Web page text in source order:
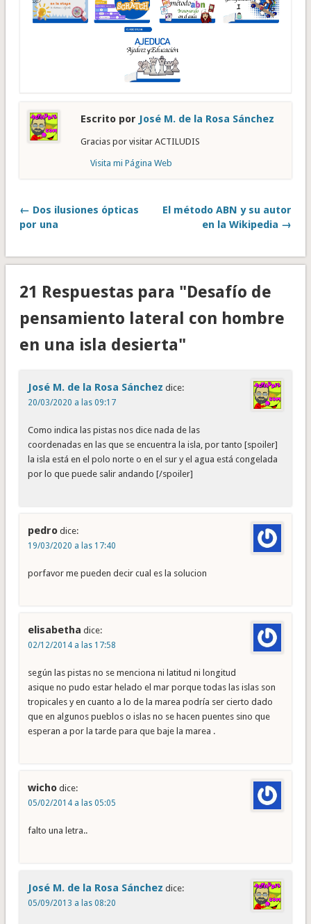
Escrito por José M. de la Rosa Sánchez
Gracias por visitar ACTILUDIS
Visita mi Página Web
← Dos ilusiones ópticas
por una
El método ABN y su autor
en la Wikipedia →
21 Respuestas para "Desafío de
pensamiento lateral con hombre
en una isla desierta"
José M. de la Rosa Sánchez dice:
20/03/2020 a las 09:17
Como indica las pistas nos dice nada de las
coordenadas en las que se encuentra la isla, por tanto [spoiler]
la isla está en el polo norte o en el sur y el agua está congelada
por lo que puede salir andando [/spoiler]
pedro dice:
19/03/2020 a las 17:40
porfavor me pueden decir cual es la solucion
elisabetha dice:
02/12/2014 a las 17:58
según las pistas no se menciona ni latitud ni longitud
asique no pudo estar helado el mar porque todas las islas son
tropicales y en cuanto a lo de la marea podría ser cierto dado
que en algunos pueblos o islas no se hacen puentes sino que
esperan a por la tarde para que baje la marea .
wicho dice:
05/02/2014 a las 05:05
falto una letra..
José M. de la Rosa Sánchez dice:
05/09/2013 a las 08:20